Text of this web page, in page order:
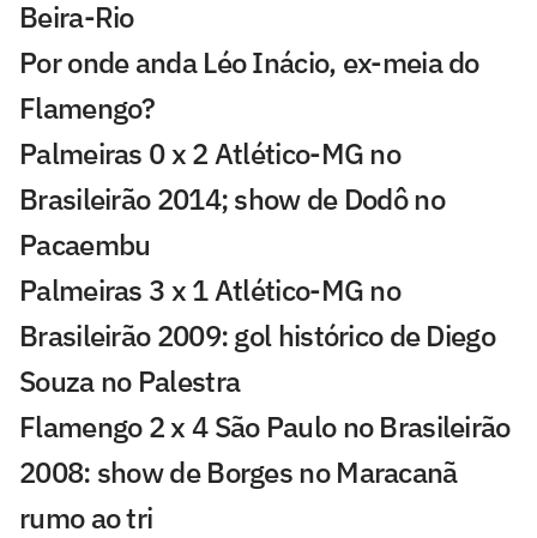
Beira-Rio
Por onde anda Léo Inácio, ex-meia do
Flamengo?
Palmeiras 0 x 2 Atlético-MG no
Brasileirão 2014; show de Dodô no
Pacaembu
Palmeiras 3 x 1 Atlético-MG no
Brasileirão 2009: gol histórico de Diego
Souza no Palestra
Flamengo 2 x 4 São Paulo no Brasileirão
2008: show de Borges no Maracanã
rumo ao tri